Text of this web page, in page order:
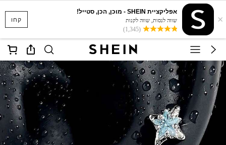
קחו ×
אפליקציית SHEIN - מוכן, הכן, סטייל!
שווה לנסות, שווה לקנות
(1,345)